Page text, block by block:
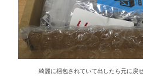
綺麗に梱包されていて出したら元に戻